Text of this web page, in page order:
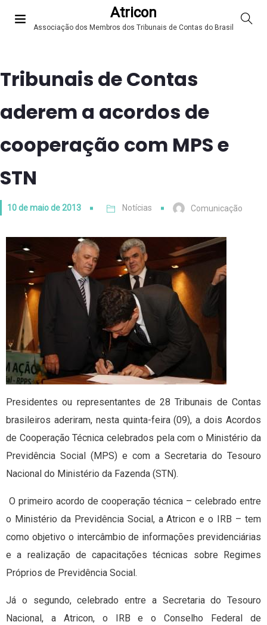
Atricon
Associação dos Membros dos Tribunais de Contas do Brasil
Tribunais de Contas
aderem a acordos de
cooperação com MPS e
STN
10 de maio de 2013 Notícias Comunicação
Presidentes ou representantes de 28 Tribunais de Contas
brasileiros aderiram, nesta quinta-feira (09), a dois Acordos
de Cooperação Técnica celebrados pela com o Ministério da
Previdência Social (MPS) e com a Secretaria do Tesouro
Nacional do Ministério da Fazenda (STN).
O primeiro acordo de cooperação técnica – celebrado entre
o Ministério da Previdência Social, a Atricon e o IRB – tem
como objetivo o intercâmbio de informações previdenciárias
e a realização de capacitações técnicas sobre Regimes
Próprios de Previdência Social.
Já o segundo, celebrado entre a Secretaria do Tesouro
Nacional, a Atricon, o IRB e o Conselho Federal de